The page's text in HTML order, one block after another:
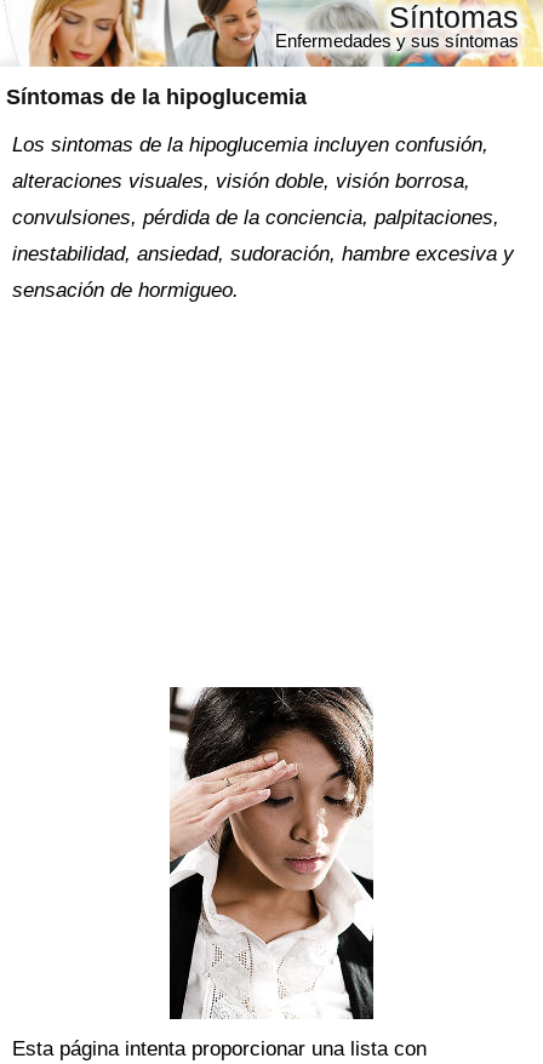
Síntomas de la hipoglucemia
Síntomas
Enfermedades y sus síntomas
Los sintomas de la hipoglucemia incluyen confusión,
alteraciones visuales, visión doble, visión borrosa,
convulsiones, pérdida de la conciencia, palpitaciones,
inestabilidad, ansiedad, sudoración, hambre excesiva y
sensación de hormigueo.
Esta página intenta proporcionar una lista con